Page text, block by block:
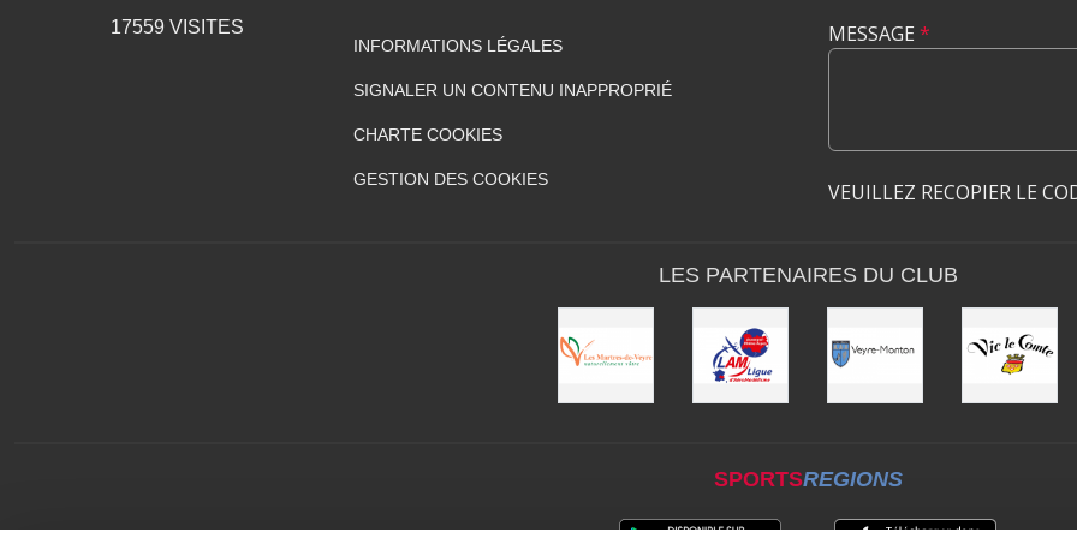
17559 VISITES
INFORMATIONS LÉGALES
SIGNALER UN CONTENU INAPPROPRIÉ
CHARTE COOKIES
GESTION DES COOKIES
MESSAGE *
VEUILLEZ RECOPIER LE
LES PARTENAIRES DU CLUB
SPORTSREGIONS